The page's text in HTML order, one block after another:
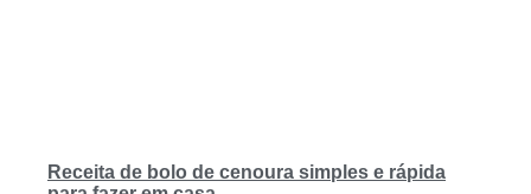
Receita de bolo de cenoura simples e rápida